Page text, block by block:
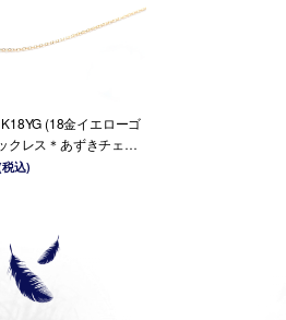
K18YG (18金イエローゴ
クレス＊あずきチェー
45cm/50cm)
込)